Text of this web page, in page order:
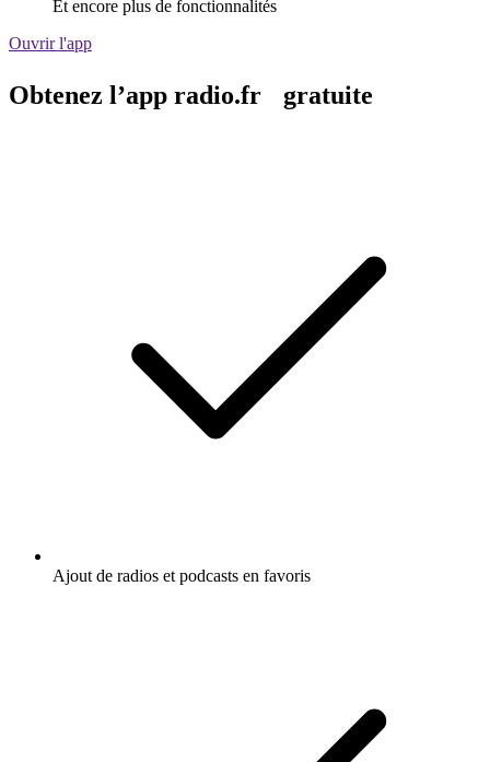
Et encore plus de fonctionnalités
Ouvrir l'app
Obtenez l’app radio.fr gratuite
Ajout de radios et podcasts en favoris